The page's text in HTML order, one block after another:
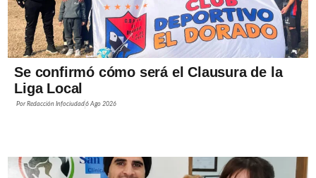
Se confirmó cómo será el Clausura de la
Liga Local
PorRedacción Infociudad6 Ago 2026